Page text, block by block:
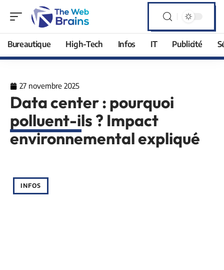
Bureautique High-Tech Infos IT Publicité
27 novembre 2025
Data center : pourquoi
polluent-ils ? Impact
environnemental expliqué
INFOS